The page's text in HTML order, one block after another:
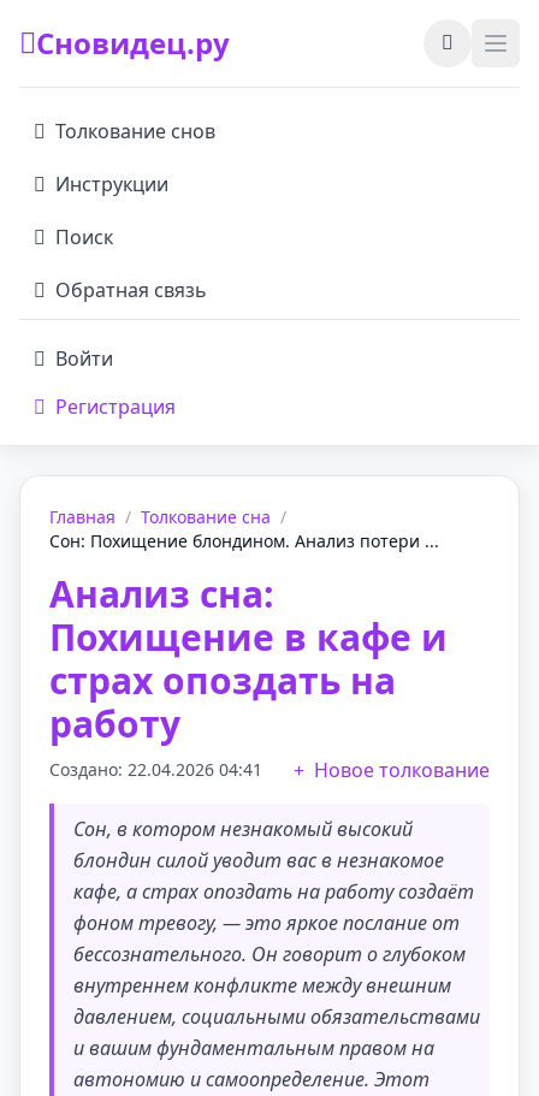
Сновидец.ру
Толкование снов
Инструкции
Поиск
Обратная связь
Войти
Регистрация
Главная / Толкование сна /
Сон: Похищение блондином. Анализ потери ...
Анализ сна:
Похищение в кафе и
страх опоздать на
работу
Создано: 22.04.2026 04:41 Новое толкование
Сон, в котором незнакомый высокий
блондин силой уводит вас в незнакомое
кафе, а страх опоздать на работу создаёт
фоном тревогу, — это яркое послание от
бессознательного. Он говорит о глубоком
внутреннем конфликте между внешним
давлением, социальными обязательствами
и вашим фундаментальным правом на
автономию и самоопределение. Этот